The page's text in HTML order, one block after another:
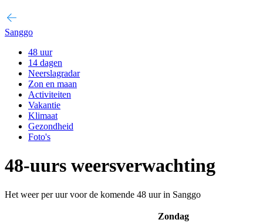
Sanggo
48 uur
14 dagen
Neerslagradar
Zon en maan
Activiteiten
Vakantie
Klimaat
Gezondheid
Foto's
48-uurs weersverwachting
Het weer per uur voor de komende 48 uur in Sanggo
Zondag